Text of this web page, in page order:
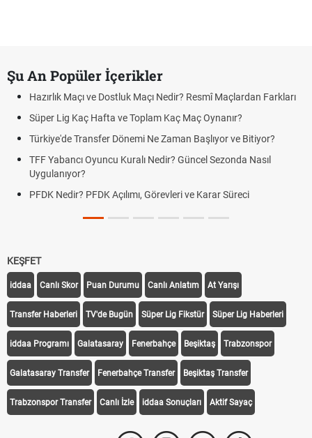
Şu An Popüler İçerikler
Hazırlık Maçı ve Dostluk Maçı Nedir? Resmî Maçlardan Farkları
Süper Lig Kaç Hafta ve Toplam Kaç Maç Oynanır?
Türkiye'de Transfer Dönemi Ne Zaman Başlıyor ve Bitiyor?
TFF Yabancı Oyuncu Kuralı Nedir? Güncel Sezonda Nasıl
Uygulanıyor?
PFDK Nedir? PFDK Açılımı, Görevleri ve Karar Süreci
KEŞFET
iddaa Canlı Skor Puan Durumu Canlı Anlatım At Yarışı
Transfer Haberleri TV'de Bugün Süper Lig Fikstür Süper Lig Haberleri
iddaa Programı Galatasaray Fenerbahçe Beşiktaş Trabzonspor
Galatasaray Transfer Fenerbahçe Transfer Beşiktaş Transfer
Trabzonspor Transfer Canlı İzle iddaa Sonuçları Aktif Sayaç